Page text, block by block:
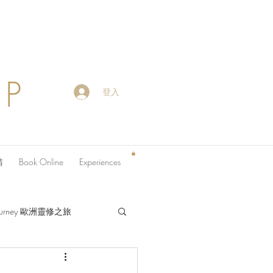
登入
Book Online Experiences
歐洲靈修之旅